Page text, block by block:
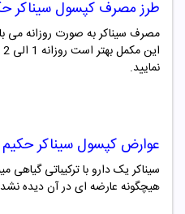
طرز مصرف کپسول سیناکر
مصرف سیناکر به صورت روزانه می
نمایید.
عوارض کپسول سیناکر
سیناکر یک دارو با ترکیباتی گیاهی
هیچگونه عارضه ای در آن دیده